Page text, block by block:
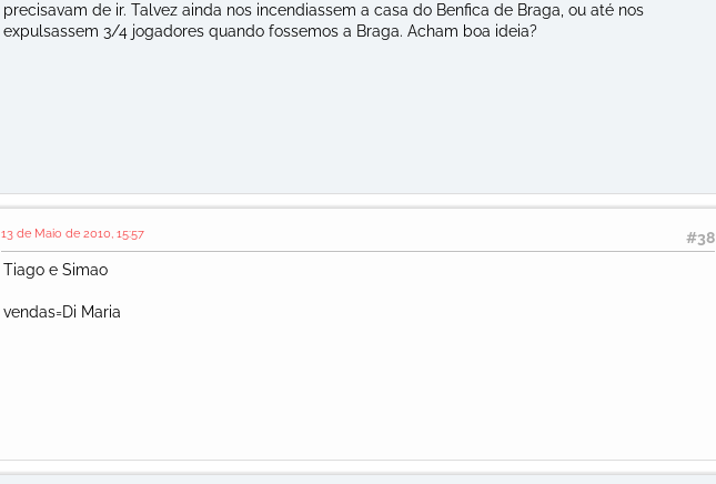
precisavam de ir. Talvez ainda nos incendiassem a casa do Benfica de Braga, ou até nos
expulsassem 3/4 jogadores quando fossemos a Braga. Acham boa ideia?
#38
13 de Maio de 2010, 15:57
Tiago e Simao
vendas=Di Maria